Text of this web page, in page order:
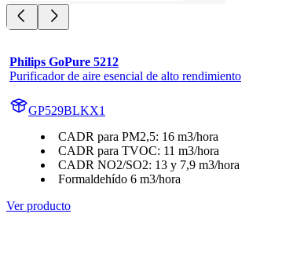
Philips GoPure 5212
Purificador de aire esencial de alto rendimiento
GP529BLKX1
CADR para PM2,5: 16 m3/hora
CADR para TVOC: 11 m3/hora
CADR NO2/SO2: 13 y 7,9 m3/hora
Formaldehído 6 m3/hora
Ver producto